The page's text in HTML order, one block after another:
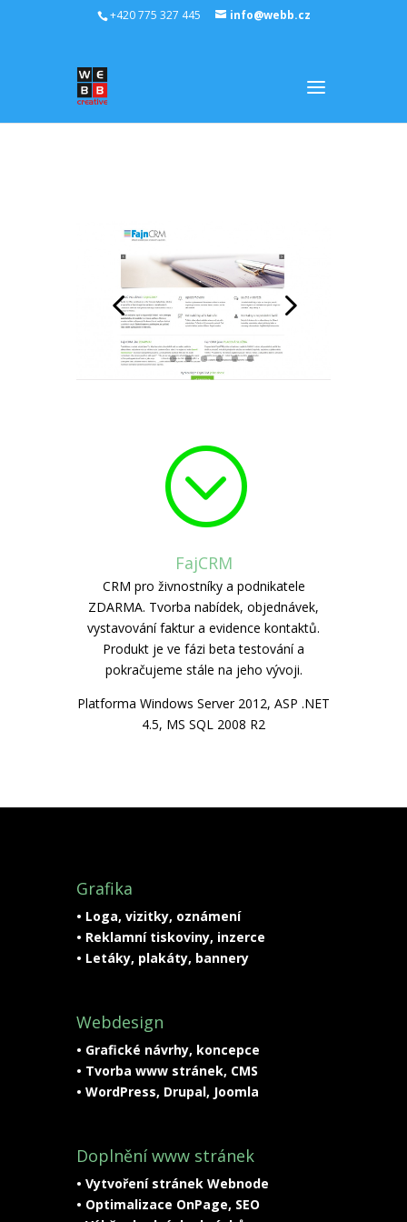
+420 775 327 445 info@webb.cz
;
FajCRM
CRM pro živnostníky a podnikatele
ZDARMA. Tvorba nabídek, objednávek,
vystavování faktur a evidence kontaktů.
Produkt je ve fázi beta testování a
pokračujeme stále na jeho vývoji.
Platforma Windows Server 2012, ASP .NET
4.5, MS SQL 2008 R2
Grafika
• Loga, vizitky, oznámení
• Reklamní tiskoviny, inzerce
• Letáky, plakáty, bannery
Webdesign
• Grafické návrhy, koncepce
• Tvorba www stránek, CMS
• WordPress, Drupal, Joomla
Doplnění www stránek
• Vytvoření stránek Webnode
• Optimalizace OnPage, SEO